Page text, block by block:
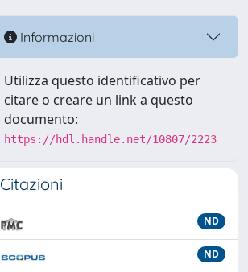
Informazioni
Utilizza questo identificativo per
citare o creare un link a questo
documento:
https://hdl.handle.net/10807/2223
Citazioni
ND
ND